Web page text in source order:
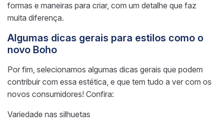
formas e maneiras para criar, com um detalhe que faz
muita diferença.
Algumas dicas gerais para estilos como o
novo Boho
Por fim, selecionamos algumas dicas gerais que podem
contribuir com essa estética, e que tem tudo a ver com os
novos consumidores! Confira:
Variedade nas silhuetas